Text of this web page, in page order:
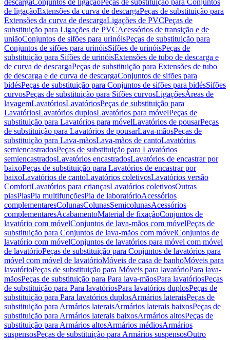
descargaConjuntos de ligaçãoPeças de substituição para Conjuntos
de ligaçãoExtensões da curva de descargaPeças de substituição para
Extensões da curva de descargaLigações de PVCPeças de
substituição para Ligações de PVCAcessórios de transição e de
uniãoConjuntos de sifões para urinóisPeças de substituição para
Conjuntos de sifões para urinóisSifões de urinóisPeças de
substituição para Sifões de urinóisExtensões de tubo de descarga e
de curva de descargaPeças de substituição para Extensões de tubo
de descarga e de curva de descargaConjuntos de sifões para
bidésPeças de substituição para Conjuntos de sifões para bidésSifões
curvosPeças de substituição para Sifões curvosLigaçõesÁreas de
lavagemLavatóriosLavatóriosPeças de substituição para
LavatóriosLavatórios duplosLavatórios para móvelPeças de
substituição para Lavatórios para móvelLavatórios de pousarPeças
de substituição para Lavatórios de pousarLava-mãosPeças de
substituição para Lava-mãosLava-mãos de cantoLavatórios
semiencastradosPeças de substituição para Lavatórios
semiencastradosLavatórios encastradosLavatórios de encastrar por
baixoPeças de substituição para Lavatórios de encastrar por
baixoLavatórios de cantoLavatórios coletivosLavatórios versão
ComfortLavatórios para criançasLavatórios coletivosOutras
piasPiasPia multifunçõesPia de laboratórioAcessórios
complementaresColunasColunasSemicolunasAcessórios
complementaresAcabamentoMaterial de fixaçãoConjuntos de
lavatório com móvelConjuntos de lava-mãos com móvelPeças de
substituição para Conjuntos de lava-mãos com móvelConjuntos de
lavatório com móvelConjuntos de lavatórios para móvel com móvel
de lavatórioPeças de substituição para Conjuntos de lavatórios para
móvel com móvel de lavatórioMóveis de casa de banhoMóveis para
lavatórioPeças de substituição para Móveis para lavatórioPara lava-
mãosPeças de substituição para Para lava-mãosPara lavatóriosPeças
de substituição para Para lavatóriosPara lavatórios duplosPeças de
substituição para Para lavatórios duplosArmários lateraisPeças de
substituição para Armários lateraisArmários laterais baixosPeças de
substituição para Armários laterais baixosArmários altosPeças de
substituição para Armários altosArmários médiosArmários
suspensosPeças de substituição para Armários suspensosOutro